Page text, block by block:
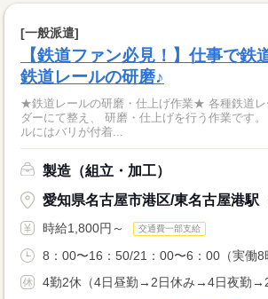
[一般派遣]
【鉄道ファン必見！】仕事で鉄
鉄道レールの研磨♪
★鉄道レールの研磨・仕上げ作業★ 各種鉄道レ
ダーにて整え、 研磨・仕上げを行う作業です。 機械加工されたレー
ルにはバリが付着...
製造（組立・加工）
愛知県名古屋市港区/東名古屋港駅
時給1,800円～ 交通費一部支給
8：00〜16：50/21：00〜6：00（実働8
4勤2休（4日昼勤→2日休み→4日夜勤